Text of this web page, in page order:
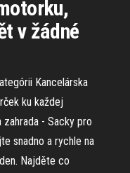
v žádné
Kancelárska
ku každej
- Sacky pro
snadno a rychle na
Najděte co